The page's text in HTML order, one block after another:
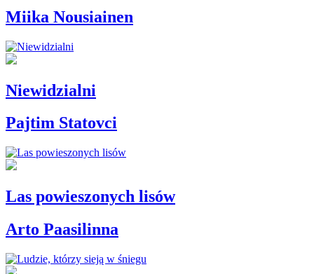
Miika Nousiainen
Niewidzialni
Pajtim Statovci
Las powieszonych lisów
Arto Paasilinna